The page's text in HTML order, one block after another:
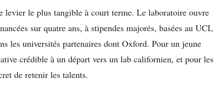
levier le plus tangible à court terme. Le laboratoire ouvre
sur quatre ans, à stipendes majorés, basées au UCL
les universités partenaires dont Oxford. Pour un jeune
crédible à un départ vers un lab californien, et pour les
de retenir les talents.